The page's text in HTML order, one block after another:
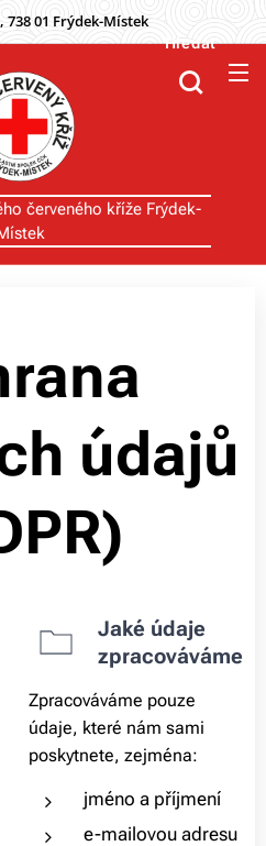
738 01 Frýdek-Místek
červeného kříže Frýdek-
Hledat
údajů
Jaké údaje
zpracováváme
Zpracováváme pouze
údaje, které nám sami
poskytnete, zejména:
jméno a příjmení
e-mailovou adresu